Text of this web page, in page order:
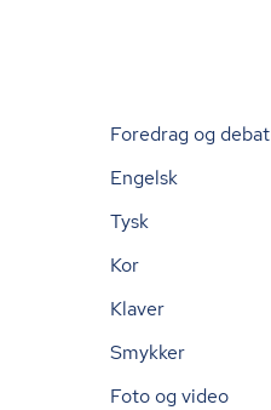
Foredrag og debat
Engelsk
Tysk
Kor
Klaver
Smykker
Foto og video